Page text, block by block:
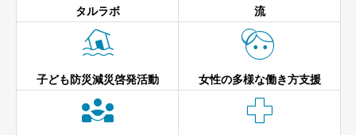
タルラボ
流

子ども防災減災啓発活動

女性の多様な働き方支援
 